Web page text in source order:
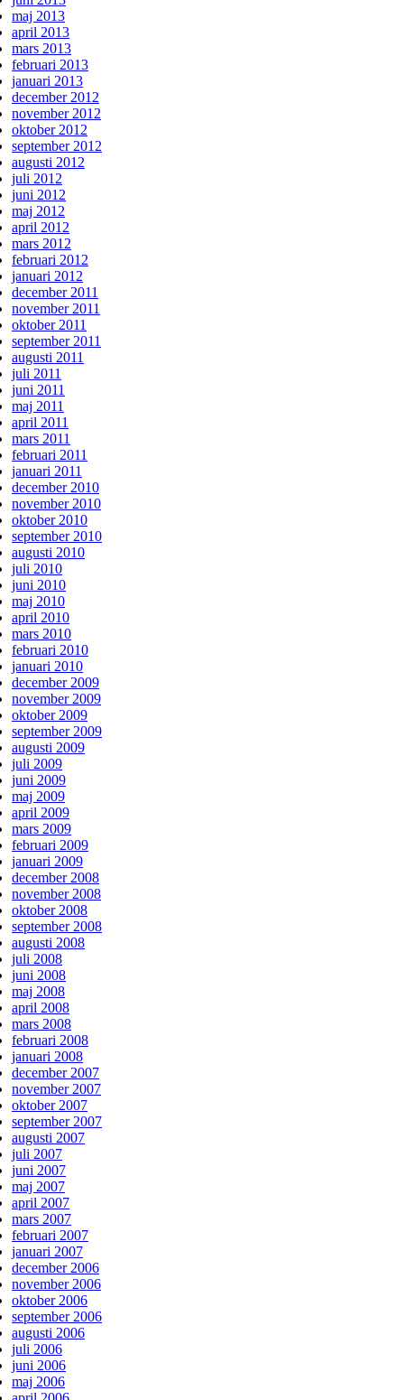
maj 2013
april 2013
mars 2013
februari 2013
januari 2013
december 2012
november 2012
oktober 2012
september 2012
augusti 2012
juli 2012
juni 2012
maj 2012
april 2012
mars 2012
februari 2012
januari 2012
december 2011
november 2011
oktober 2011
september 2011
augusti 2011
juli 2011
juni 2011
maj 2011
april 2011
mars 2011
februari 2011
januari 2011
december 2010
november 2010
oktober 2010
september 2010
augusti 2010
juli 2010
juni 2010
maj 2010
april 2010
mars 2010
februari 2010
januari 2010
december 2009
november 2009
oktober 2009
september 2009
augusti 2009
juli 2009
juni 2009
maj 2009
april 2009
mars 2009
februari 2009
januari 2009
december 2008
november 2008
oktober 2008
september 2008
augusti 2008
juli 2008
juni 2008
maj 2008
april 2008
mars 2008
februari 2008
januari 2008
december 2007
november 2007
oktober 2007
september 2007
augusti 2007
juli 2007
juni 2007
maj 2007
april 2007
mars 2007
februari 2007
januari 2007
december 2006
november 2006
oktober 2006
september 2006
augusti 2006
juli 2006
juni 2006
maj 2006